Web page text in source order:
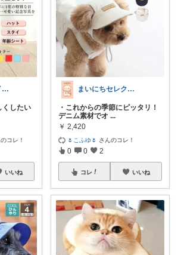
あめ/ペット🐶インテリア🪑
くしたい
コレ！
いいね
まいにちセレクトdays
・これからの季節にピッタリ！
デニム素材でオ ...
￥ 2,420
🌷こふゆ🌷 さんのコレ！
0 0 2
コレ いいね